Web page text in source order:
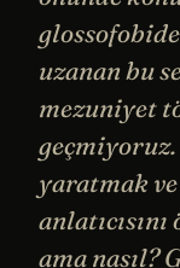
uzanan bu
mezuniyet
yaratmak
ama nasıl?